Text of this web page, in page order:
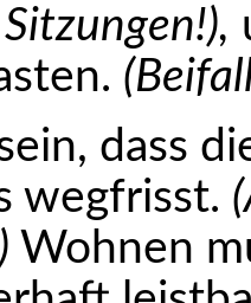
dass
wegfrisst.
Wohnen